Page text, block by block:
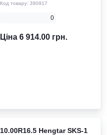
Код товару: 390917
0
Ціна 6 914.00 грн.
10.00R16.5 Hengtar SKS-1